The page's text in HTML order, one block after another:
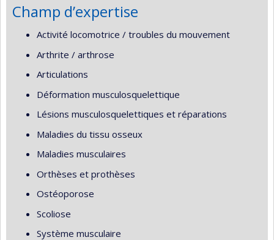
Champ d’expertise
Activité locomotrice / troubles du mouvement
Arthrite / arthrose
Articulations
Déformation musculosquelettique
Lésions musculosquelettiques et réparations
Maladies du tissu osseux
Maladies musculaires
Orthèses et prothèses
Ostéoporose
Scoliose
Système musculaire